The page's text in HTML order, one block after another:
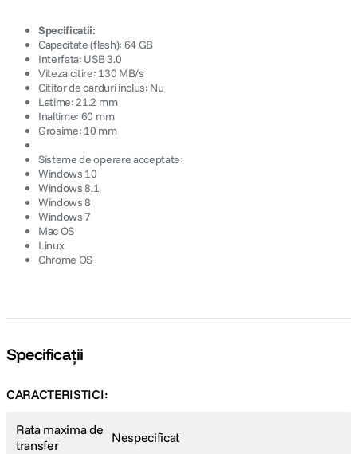
Specificatii:
Capacitate (flash): 64 GB
Interfata: USB 3.0
Viteza citire: 130 MB/s
Cititor de carduri inclus: Nu
Latime: 21.2 mm
Inaltime: 60 mm
Grosime: 10 mm
Sisteme de operare acceptate:
Windows 10
Windows 8.1
Windows 8
Windows 7
Mac OS
Linux
Chrome OS
Specificații
CARACTERISTICI:
Rata maxima de
transfer
Nespecificat